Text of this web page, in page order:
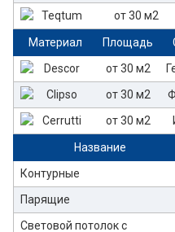
от 30 м2
Материал Площадь
от 30 м2
от 30 м2
от 30 м2
Название
Контурные
Парящие
Световой потолок с